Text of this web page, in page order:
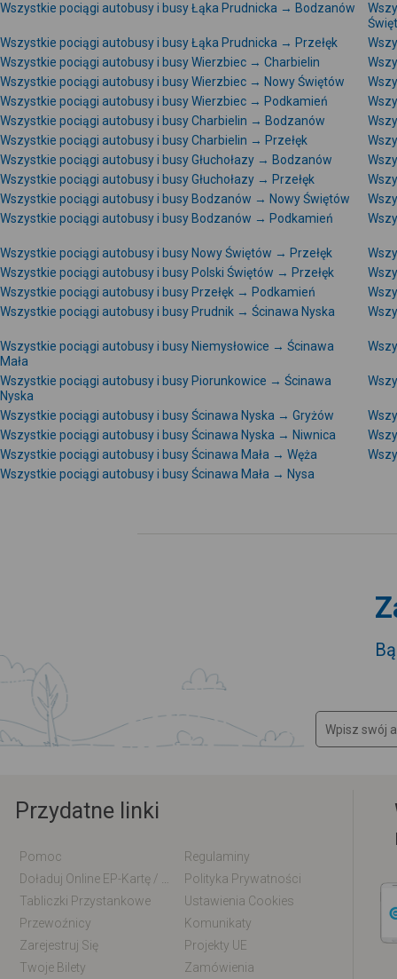
Wszystkie pociągi autobusy i busy Łąka Prudnicka → Bodzanów
Wszystkie pociągi autobusy i busy Łąka Prudnicka → Przełęk
Wszystkie pociągi autobusy i busy Wierzbiec → Charbielin
Wszystkie pociągi autobusy i busy Wierzbiec → Nowy Świętów
Wszystkie pociągi autobusy i busy Wierzbiec → Podkamień
Wszystkie pociągi autobusy i busy Charbielin → Bodzanów
Wszystkie pociągi autobusy i busy Charbielin → Przełęk
Wszystkie pociągi autobusy i busy Głuchołazy → Bodzanów
Wszystkie pociągi autobusy i busy Głuchołazy → Przełęk
Wszystkie pociągi autobusy i busy Bodzanów → Nowy Świętów
Wszystkie pociągi autobusy i busy Bodzanów → Podkamień
Wszystkie pociągi autobusy i busy Nowy Świętów → Przełęk
Wszystkie pociągi autobusy i busy Polski Świętów → Przełęk
Wszystkie pociągi autobusy i busy Przełęk → Podkamień
Wszystkie pociągi autobusy i busy Prudnik → Ścinawa Nyska
Wszystkie pociągi autobusy i busy Niemysłowice → Ścinawa
Mała
Wszystkie pociągi autobusy i busy Piorunkowice → Ścinawa
Nyska
Wszystkie pociągi autobusy i busy Ścinawa Nyska → Gryżów
Wszystkie pociągi autobusy i busy Ścinawa Nyska → Niwnica
Wszystkie pociągi autobusy i busy Ścinawa Mała → Węża
Wszystkie pociągi autobusy i busy Ścinawa Mała → Nysa
Przydatne linki
Pomoc
Regulaminy
Polityka Prywatności
Tabliczki Przystankowe
Ustawienia Cookies
Przewoźnicy
Komunikaty
Zarejestruj Się
Projekty UE
Twoje Bilety
Zamówienia